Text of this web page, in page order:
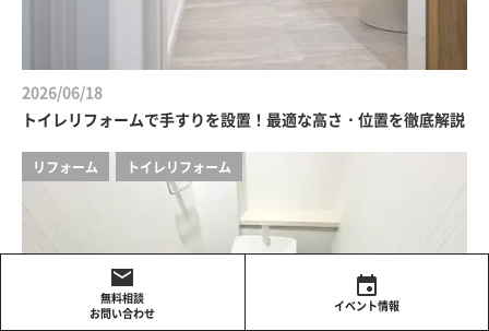
2026/06/18
トイレリフォームで手すりを設置！最適な高さ・位置を徹底解説
リフォーム トイレリフォーム
無料相談
お問い合わせ
イベント情報